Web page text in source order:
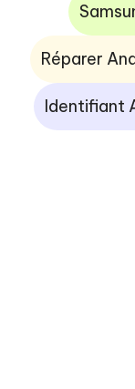
Réparer
Identifiant